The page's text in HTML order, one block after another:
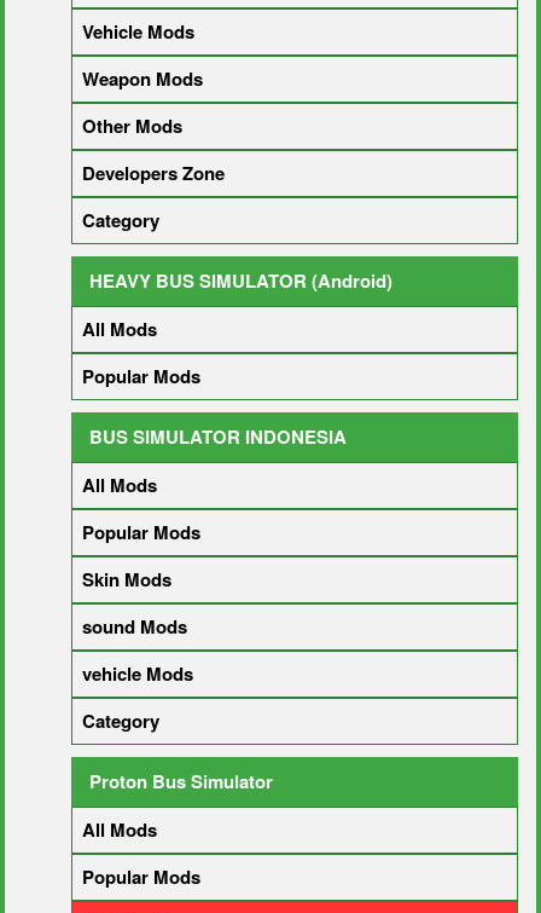
Vehicle Mods
Weapon Mods
Other Mods
Developers Zone
Category
HEAVY BUS SIMULATOR (Android)
All Mods
Popular Mods
BUS SIMULATOR INDONESIA
All Mods
Popular Mods
Skin Mods
sound Mods
vehicle Mods
Category
Proton Bus Simulator
All Mods
Popular Mods